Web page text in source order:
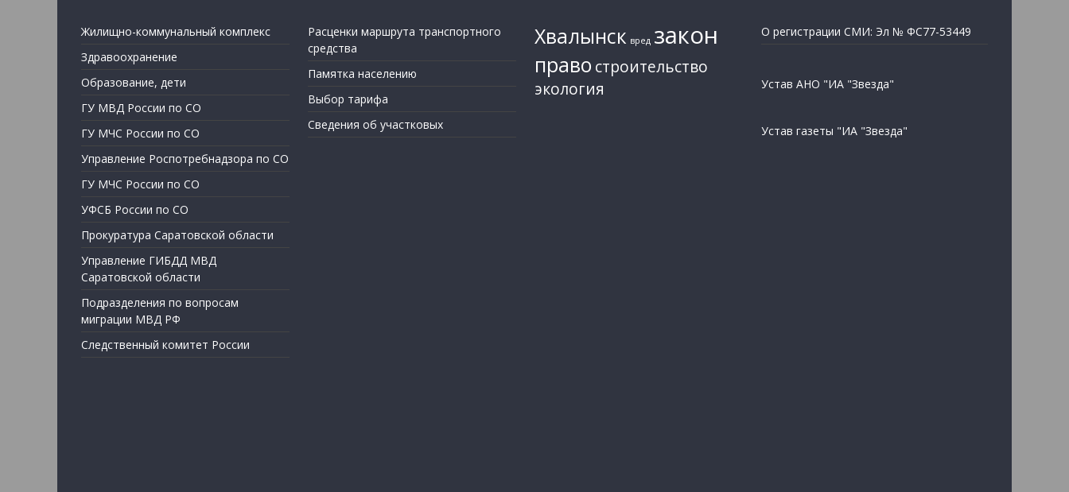
Жилищно-коммунальный комплекс
Здравоохранение
Образование, дети
ГУ МВД России по СО
ГУ МЧС России по СО
Управление Роспотребнадзора по СО
ГУ МЧС России по СО
УФСБ России по СО
Прокуратура Саратовской области
Управление ГИБДД МВД
Саратовской области
Подразделения по вопросам
миграции МВД РФ
Следственный комитет России
Расценки маршрута транспортного
средства
Памятка населению
Выбор тарифа
Сведения об участковых
Хвалынск вред закон
право строительство
экология
О регистрации СМИ: Эл № ФС77-53449
Устав АНО "ИА "Звезда"
Устав газеты "ИА "Звезда"